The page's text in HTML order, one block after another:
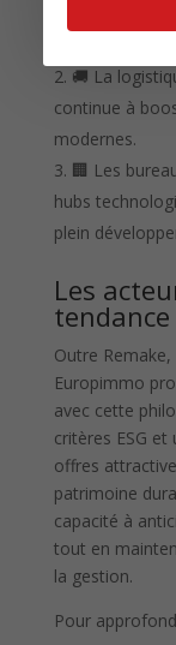
🏥 La santé
🚚 La
continue à
modernes.
🏢 Les
hubs
plein
Les
tendance
Outre
Europimmo
avec cette
critères ESG
offres
patrimoine
capacité à
tout en
la gestion.
Pour